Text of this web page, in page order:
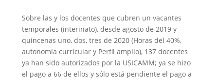
Sobre las y los docentes que cubren un vacantes
temporales (interinato), desde agosto de 2019 y
quincenas uno, dos, tres de 2020 (Horas del 40%,
autonomía curricular y Perfil amplio), 137 docentes
ya han sido autorizados por la USICAMM; ya se hizo
el pago a 66 de ellos y sólo está pendiente el pago a